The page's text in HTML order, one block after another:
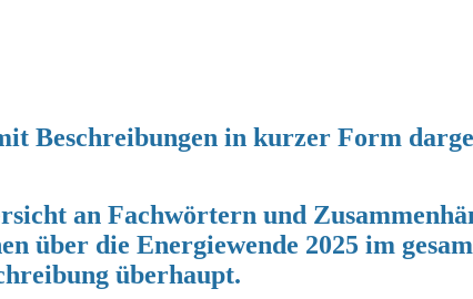
Beschreibungen in kurzer Form
an Fachwörtern und
über die Energiewende 2025 im
überhaupt.